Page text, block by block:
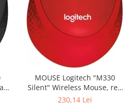
MOUSE Logitech "M330
Silent" Wireless Mouse, red
"910-004911" (include timbru230,14 Lei